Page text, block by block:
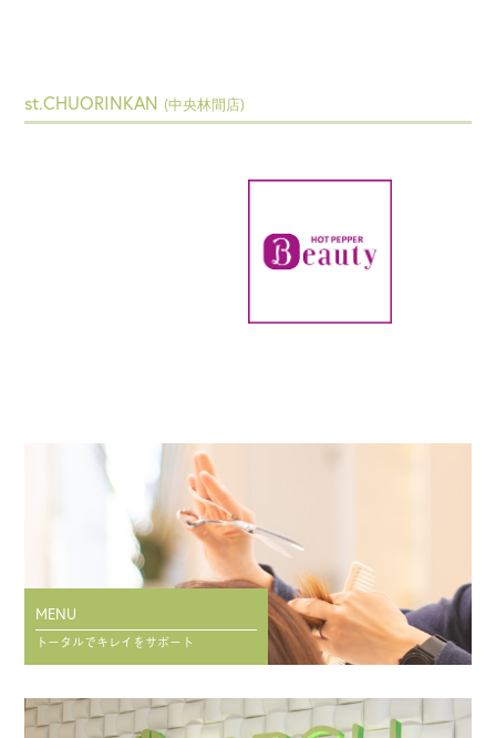
st.CHUORINKAN (中央林間店)
MENU
トータルでキレイをサポート